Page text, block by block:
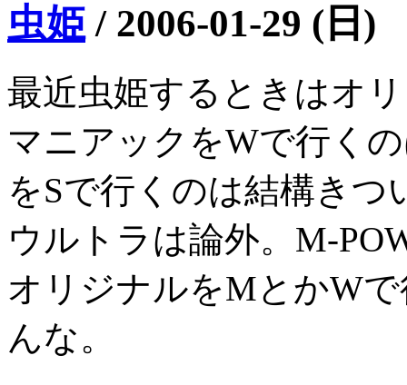
虫姫 / 2006-01-29 (日)
最近虫姫するときはオ
マニアックをWで行く
をSで行くのは結構きつ
ウルトラは論外。M-
オリジナルをMとかW
んな。